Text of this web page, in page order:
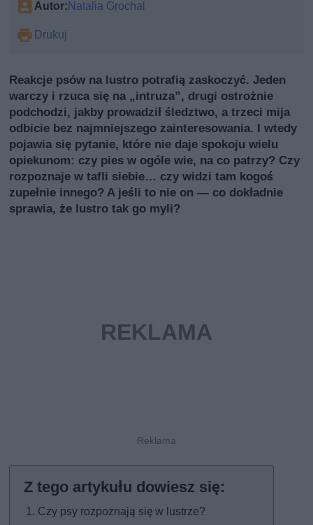
Autor: Natalia Grochal
Drukuj
Reakcje psów na lustro potrafią zaskoczyć. Jeden
warczy i rzuca się na „intruzа”, drugi ostrożnie
podchodzi, jakby prowadził śledztwo, a trzeci mija
odbicie bez najmniejszego zainteresowania. I wtedy
pojawia się pytanie, które nie daje spokoju wielu
opiekunom: czy pies w ogóle wie, na co patrzy? Czy
rozpoznaje w tafli siebie… czy widzi tam kogoś
zupełnie innego? A jeśli to nie on — co dokładnie
sprawia, że lustro tak go myli?
Czy psy rozpoznają się w lustrze?